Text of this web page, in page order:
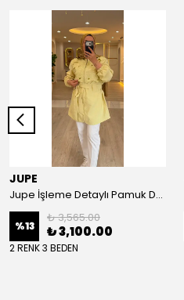
JUPE
Jupe İşleme Detaylı Pamuk Dokulu Kuşaklı Kap 9305
%13
₺ 3,565.00
₺ 3,100.00
2 RENK 3 BEDEN